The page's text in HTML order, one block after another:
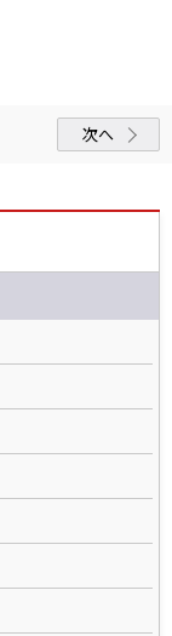
次へ